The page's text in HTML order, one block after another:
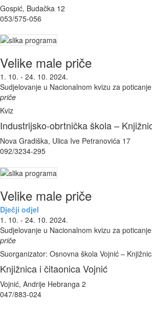
Gospić, Budačka 12
053/575-056
Velike male priče
1. 10. - 24. 10. 2024.
Sudjelovanje u Nacionalnom kvizu za
priče
Kviz
Industrijsko-obrtnička škola –
Nova Gradiška, Ulica Ive Petranovića 17
092/3234-295
Velike male priče
Dječji odjel
1. 10. - 24. 10. 2024.
Sudjelovanje u Nacionalnom kvizu za
priče
Suorganizator: Osnovna škola Vojnić –
Knjižnica i čitaonica Vojnić
Vojnić, Andrije Hebranga 2
047/883-024